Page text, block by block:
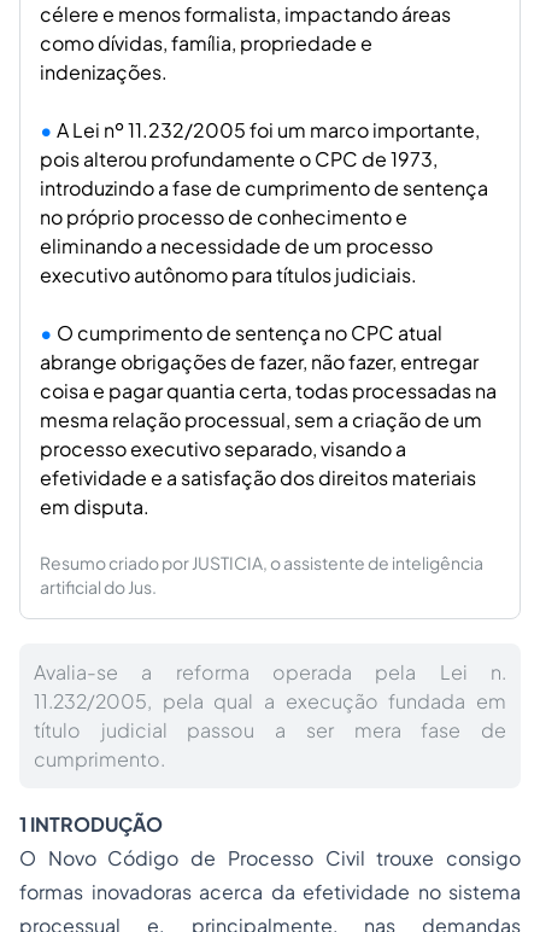
célere e menos formalista, impactando áreas
como dívidas, família, propriedade e
indenizações.
A Lei nº 11.232/2005 foi um marco importante,
pois alterou profundamente o CPC de 1973,
introduzindo a fase de cumprimento de sentença
no próprio processo de conhecimento e
eliminando a necessidade de um processo
executivo autônomo para títulos judiciais.
O cumprimento de sentença no CPC atual
abrange obrigações de fazer, não fazer, entregar
coisa e pagar quantia certa, todas processadas na
mesma relação processual, sem a criação de um
processo executivo separado, visando a
efetividade e a satisfação dos direitos materiais
em disputa.
Resumo criado por JUSTICIA, o assistente de inteligência
artificial do Jus.
Avalia-se a reforma operada pela Lei n.
11.232/2005, pela qual a execução fundada em
título judicial passou a ser mera fase de
cumprimento.
1 INTRODUÇÃO
O Novo Código de Processo Civil trouxe consigo
formas inovadoras acerca da efetividade no sistema
processual e, principalmente, nas demandas